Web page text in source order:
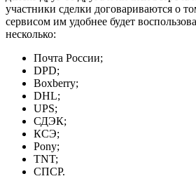
участники сделки договариваются о
сервисом им удобнее будет
несколько:
Почта России;
DPD;
Boxberry;
DHL;
UPS;
СДЭК;
КСЭ;
Pony;
TNT;
СПСР.